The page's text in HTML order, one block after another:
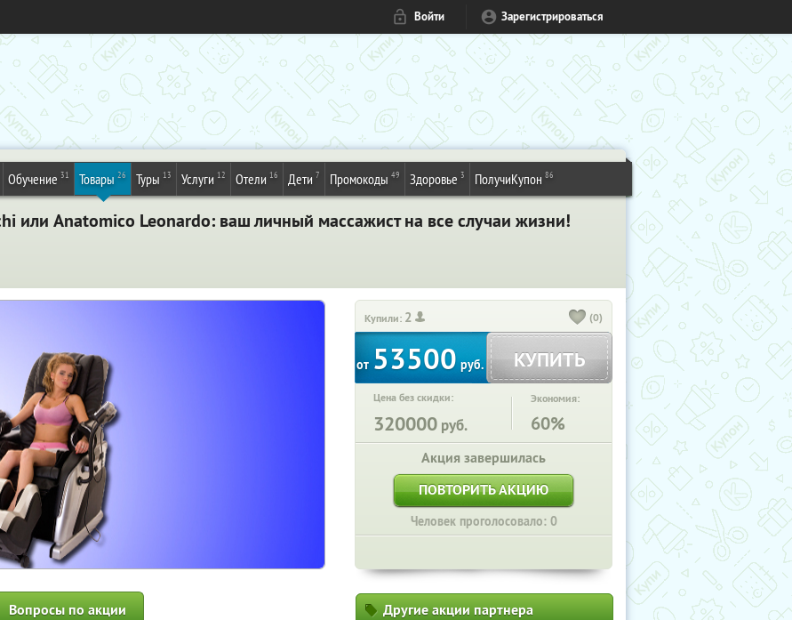
Войти Зарегистрироваться
Обучение 31 Товары 26 Туры 13 Услуги 12 Отели 16 Дети 7 Промокоды 49 Здоровье 3 ПолучиКупон 86
или Anatomico Leonardo: ваш личный массажист на все случаи жизни!
Купили: 2 (0)
от53500 руб. КУПИТЬ
Цена без скидки:
320000 руб.
Экономия:
60%
Акция завершилась
ПОВТОРИТЬ АКЦИЮ
Человек проголосовало: 0
Вопросы по акции Другие акции партнера